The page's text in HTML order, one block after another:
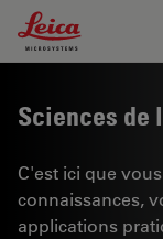
Leica
Sciences de
C'est ici que
connaissances,
applications